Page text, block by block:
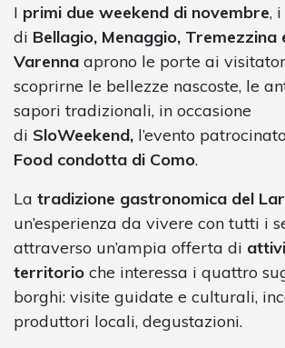
I primi due weekend di novembre,
di Bellagio, Menaggio, Tremezzina
Varenna aprono le porte ai
scoprirne le bellezze nascoste, le
sapori tradizionali, in occasione
di SloWeekend, l’evento
Food condotta di Como.
La tradizione gastronomica del
un’esperienza da vivere con tutti i
attraverso un’ampia offerta di
territorio che interessa i quattro
borghi: visite guidate e culturali,
produttori locali, degustazioni.